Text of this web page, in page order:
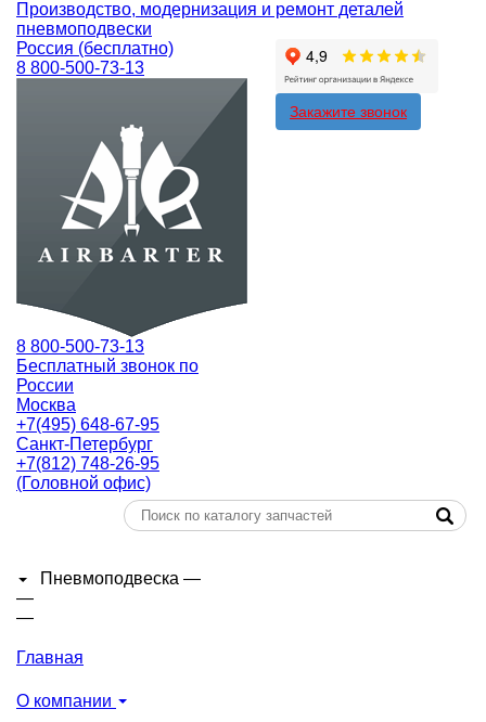
Производство, модернизация и ремонт деталей
пневмоподвески
Россия (бесплатно)
8 800-500-73-13
8 800-500-73-13
Бесплатный звонок по
России
Москва
+7(495) 648-67-95
Санкт-Петербург
+7(812) 748-26-95
(Головной офис)
Закажите звонок
Пневмоподвеска —
—
—
Главная
О компании